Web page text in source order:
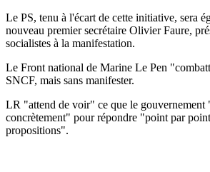
Le PS, tenu à l'écart de cette initiative, sera
nouveau premier secrétaire Olivier Faure,
socialistes à la manifestation.
Le Front national de Marine Le Pen
SNCF, mais sans manifester.
LR "attend de voir" ce que le gouvernement
concrètement" pour répondre "point par
propositions".